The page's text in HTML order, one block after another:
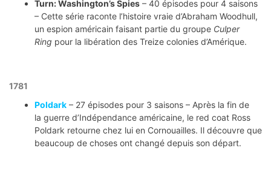
Turn: Washington’s Spies – 40 épisodes pour 4 saisons
– Cette série raconte l’histoire vraie d’Abraham Woodhull,
un espion américain faisant partie du groupe Culper
Ring pour la libération des Treize colonies d’Amérique.
1781
Poldark – 27 épisodes pour 3 saisons – Après la fin de
la guerre d’Indépendance américaine, le red coat Ross
Poldark retourne chez lui en Cornouailles. Il découvre que
beaucoup de choses ont changé depuis son départ.